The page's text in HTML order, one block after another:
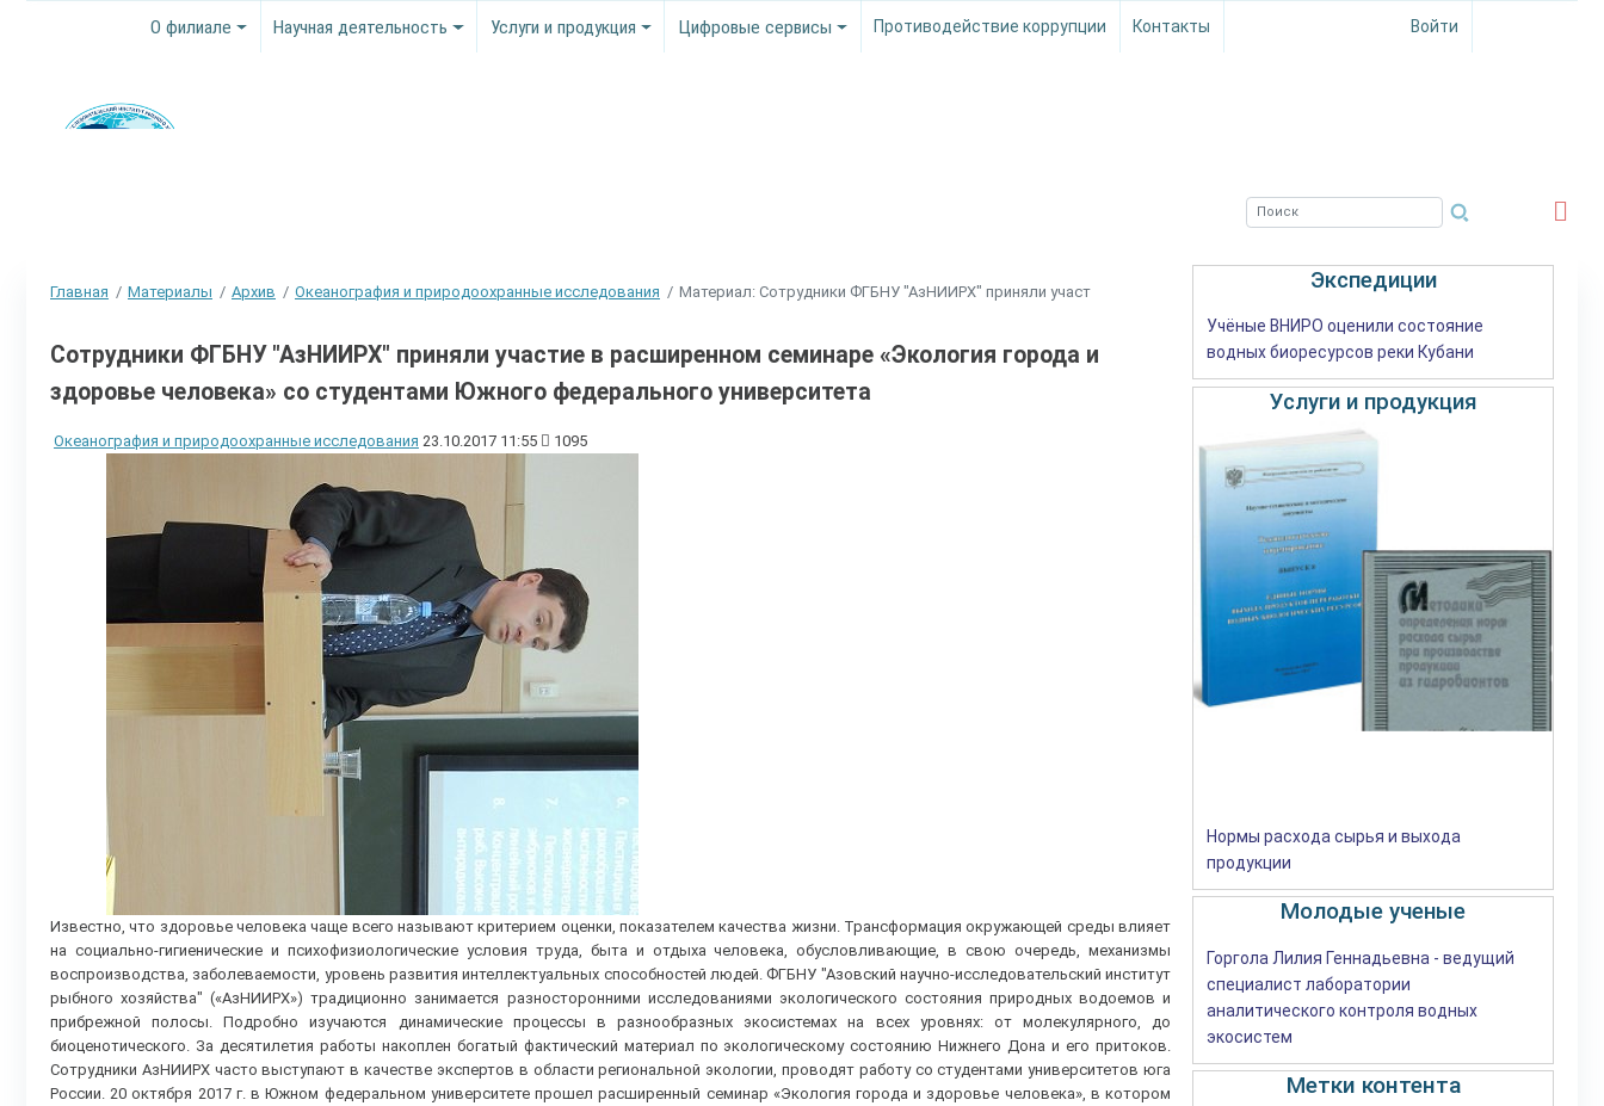
О филиале Научная деятельность Услуги и продукция Цифровые сервисы Противодействие коррупции Контакты Войти
Главная Материалы Архив Океанография и природоохранные исследования Материал: Сотрудники ФГБНУ "АзНИИРХ" приняли участ
Сотрудники ФГБНУ "АзНИИРХ" приняли участие в расширенном семинаре «Экология города и
здоровье человека» со студентами Южного федерального университета
Океанография и природоохранные исследования 23.10.2017 11:55 1095
Известно, что здоровье человека чаще всего называют критерием оценки, показателем качества жизни. Трансформация окружающей среды влияет
на социально-гигиенические и психофизиологические условия труда, быта и отдыха человека, обусловливающие, в свою очередь, механизмы
воспроизводства, заболеваемости, уровень развития интеллектуальных способностей людей. ФГБНУ "Азовский научно-исследовательский институт
рыбного хозяйства" («АзНИИРХ») традиционно занимается разносторонними исследованиями экологического состояния природных водоемов и
прибрежной полосы. Подробно изучаются динамические процессы в разнообразных экосистемах на всех уровнях: от молекулярного, до
биоценотического. За десятилетия работы накоплен богатый фактический материал по экологическому состоянию Нижнего Дона и его притоков.
Сотрудники АзНИИРХ часто выступают в качестве экспертов в области региональной экологии, проводят работу со студентами университетов юга
России. 20 октября 2017 г. в Южном федеральном университете прошел расширенный семинар «Экология города и здоровье человека», в котором
Экспедиции
Учёные ВНИРО оценили состояние
водных биоресурсов реки Кубани
Услуги и продукция
Нормы расхода сырья и выхода
продукции
Молодые ученые
Горгола Лилия Геннадьевна - ведущий
специалист лаборатории
аналитического контроля водных
экосистем
Метки контента